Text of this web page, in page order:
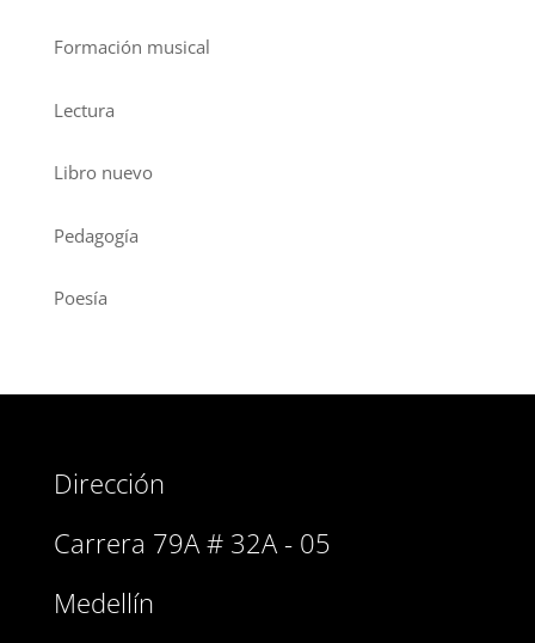
Formación musical
Lectura
Libro nuevo
Pedagogía
Poesía
Dirección
Carrera 79A # 32A - 05
Medellín